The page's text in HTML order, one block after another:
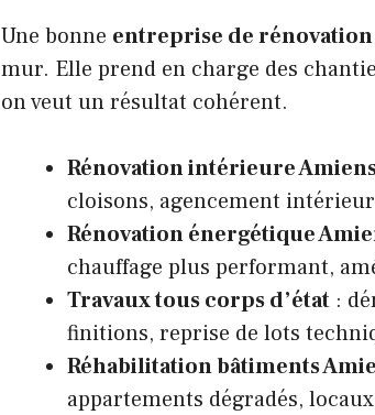
Une bonne entreprise de rénovation
mur. Elle prend en charge des
on veut un résultat cohérent.
Rénovation intérieure
cloisons, agencement
Rénovation énergétique
chauffage plus performant,
Travaux tous corps d’état :
finitions, reprise de lots
Réhabilitation bâtiments
appartements dégradés,